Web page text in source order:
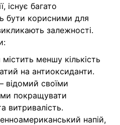
існує багато
бути корисними для
залежності.
містить меншу кількість
на антиоксиданти.
відомий своїми
покращувати
витривалість.
напій,